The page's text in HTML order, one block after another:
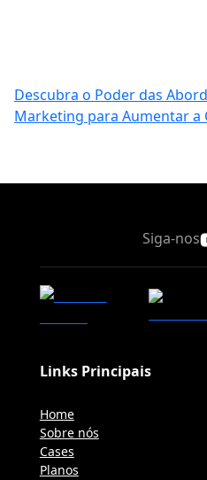
Descubra o Poder das
Marketing para Aumentar a
Siga-nos
Links Principais
Home
Sobre nós
Cases
Planos